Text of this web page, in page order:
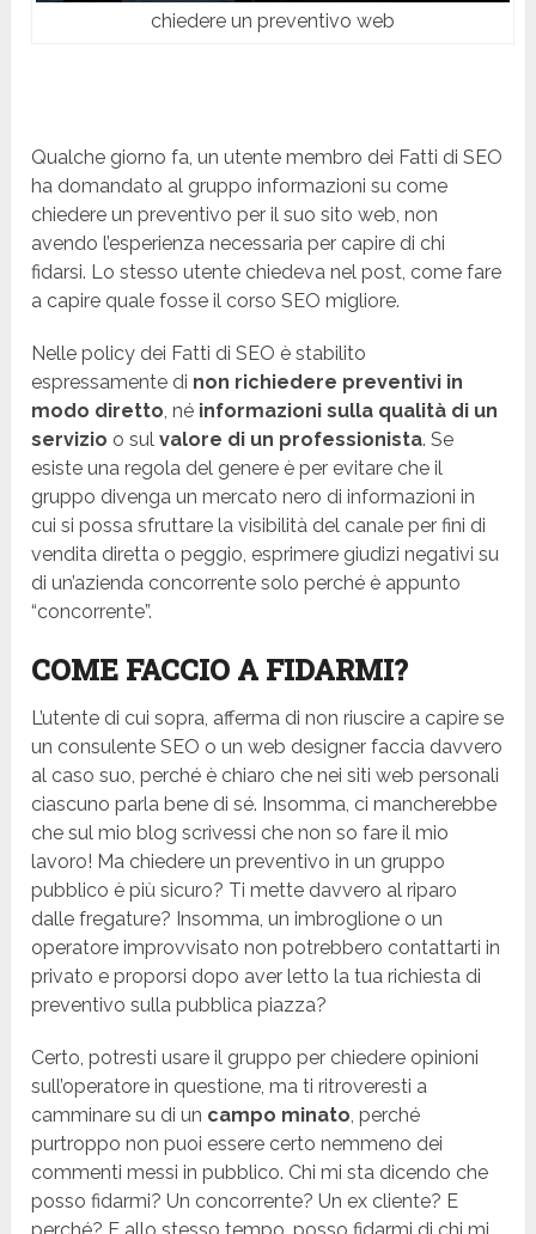
chiedere un preventivo web
Qualche giorno fa, un utente membro dei Fatti di SEO
ha domandato al gruppo informazioni su come
chiedere un preventivo per il suo sito web, non
avendo l’esperienza necessaria per capire di chi
fidarsi. Lo stesso utente chiedeva nel post, come fare
a capire quale fosse il corso SEO migliore.
Nelle policy dei Fatti di SEO è stabilito
espressamente di non richiedere preventivi in
modo diretto, né informazioni sulla qualità di un
servizio o sulvalore di un professionista. Se
esiste una regola del genere è per evitare che il
gruppo divenga un mercato nero di informazioni in
cui si possa sfruttare la visibilità del canale per fini di
vendita diretta o peggio, esprimere giudizi negativi su
di un’azienda concorrente solo perché è appunto
“concorrente”.
COME FACCIO A FIDARMI?
L’utente di cui sopra, afferma di non riuscire a capire se
un consulente SEO o un web designer faccia davvero
al caso suo, perché è chiaro che nei siti web personali
ciascuno parla bene di sé. Insomma, ci mancherebbe
che sul mio blog scrivessi che non so fare il mio
lavoro! Ma chiedere un preventivo in un gruppo
pubblico è più sicuro? Ti mette davvero al riparo
dalle fregature? Insomma, un imbroglione o un
operatore improvvisato non potrebbero contattarti in
privato e proporsi dopo aver letto la tua richiesta di
preventivo sulla pubblica piazza?
Certo, potresti usare il gruppo per chiedere opinioni
sull’operatore in questione, ma ti ritroveresti a
camminare su di un campo minato, perché
purtroppo non puoi essere certo nemmeno dei
commenti messi in pubblico. Chi mi sta dicendo che
posso fidarmi? Un concorrente? Un ex cliente? E